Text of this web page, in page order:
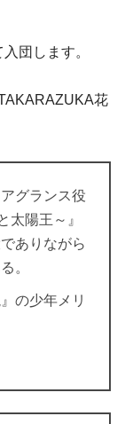
団します。
花
グランス役
太陽王～』
ありながら
。
の少年メリ